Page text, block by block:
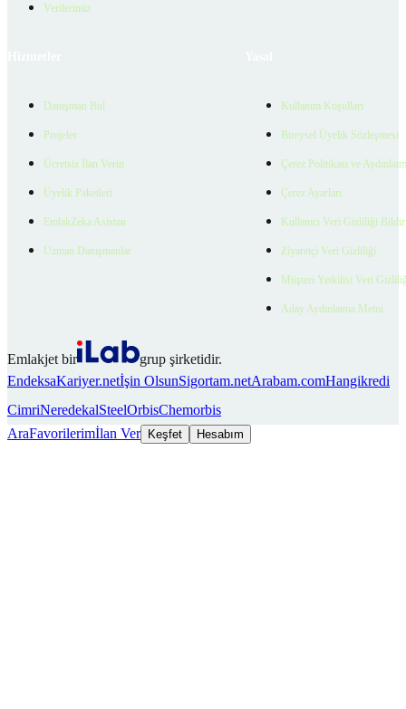
Verilerimiz
Danışman Bul
Projeler
Ücretsiz İlan Verin
Üyelik Paketleri
EmlakZeka Asistan
Uzman Danışmanlar
Kullanım Koşulları
Bireysel Üyelik Sözleşmesi
Çerez Politikası ve
Çerez Ayarları
Kullanıcı Veri Gizliliği
Ziyaretçi Veri Gizliliği
Müşteri Yetkilisi Veri
Aday Aydınlatma Metni
Emlakjet bir
grup şirketidir.
EndeksaKariyer.netİşin OlsunSigortam.netArabam.comHangikredi
CimriNeredekalSteelOrbisChemorbis
AraFavorilerimİlan Ver Keşfet Hesabım